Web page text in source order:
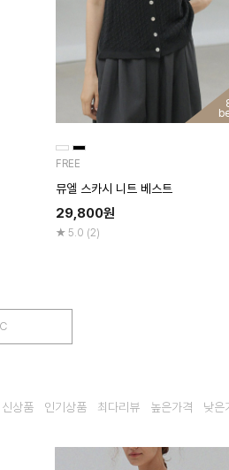
FREE
뮤엘 스카시 니트 베스트
29,800원
5.0 (2)
신상품 인기상품 최다리뷰 높은가격 낮은